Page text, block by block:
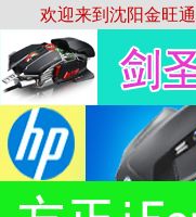
欢迎来到沈阳金旺通